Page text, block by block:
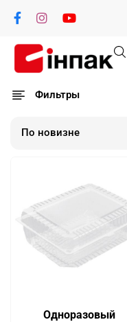
Фильтры
Одноразовый